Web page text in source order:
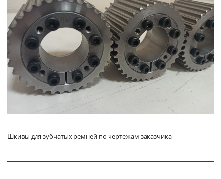
Шкивы для зубчатых ремней по чертежам заказчика